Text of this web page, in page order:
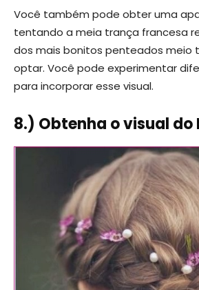
Você também pode obter uma
tentando a meia trança francesa
dos mais bonitos penteados meio
optar. Você pode experimentar
para incorporar esse visual.
8.) Obtenha o visual do